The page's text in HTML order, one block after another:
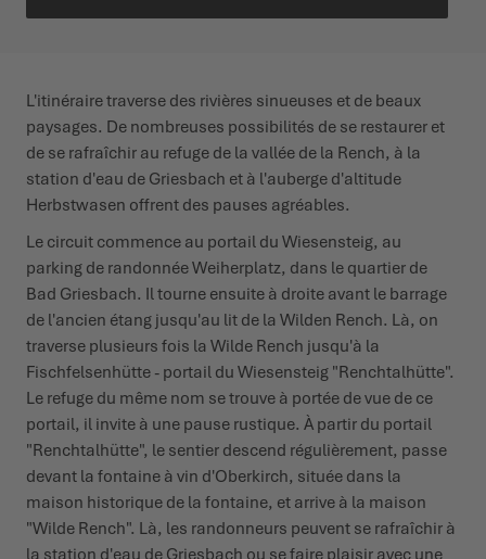
L'itinéraire traverse des rivières sinueuses et de beaux
paysages. De nombreuses possibilités de se restaurer et
de se rafraîchir au refuge de la vallée de la Rench, à la
station d'eau de Griesbach et à l'auberge d'altitude
Herbstwasen offrent des pauses agréables.
Le circuit commence au portail du Wiesensteig, au
parking de randonnée Weiherplatz, dans le quartier de
Bad Griesbach. Il tourne ensuite à droite avant le barrage
de l'ancien étang jusqu'au lit de la Wilden Rench. Là, on
traverse plusieurs fois la Wilde Rench jusqu'à la
Fischfelsenhütte - portail du Wiesensteig "Renchtalhütte".
Le refuge du même nom se trouve à portée de vue de ce
portail, il invite à une pause rustique. À partir du portail
"Renchtalhütte", le sentier descend régulièrement, passe
devant la fontaine à vin d'Oberkirch, située dans la
maison historique de la fontaine, et arrive à la maison
"Wilde Rench". Là, les randonneurs peuvent se rafraîchir à
la station d'eau de Griesbach ou se faire plaisir avec une